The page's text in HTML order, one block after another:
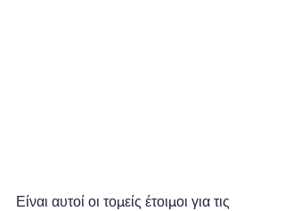
Είναι αυτοί οι τομείς έτοιμοι για τις